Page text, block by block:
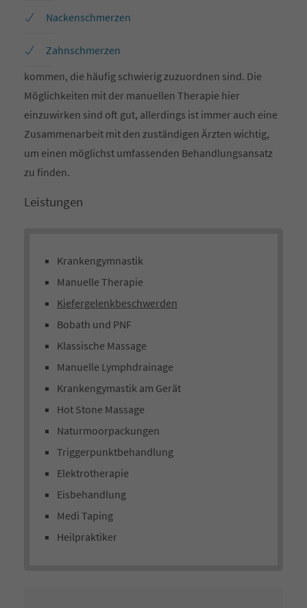
Nackenschmerzen
Zahnschmerzen
kommen, die häufig schwierig zuzuordnen sind. Die
Möglichkeiten mit der manuellen Therapie hier
einzuwirken sind oft gut, allerdings ist immer auch eine
Zusammenarbeit mit den zuständigen Ärzten wichtig,
um einen möglichst umfassenden Behandlungsansatz
zu finden.
Leistungen
Krankengymnastik
Manuelle Therapie
Kiefergelenkbeschwerden
Bobath und PNF
Klassische Massage
Manuelle Lymphdrainage
Krankengymastik am Gerät
Hot Stone Massage
Naturmoorpackungen
Triggerpunktbehandlung
Elektrotherapie
Eisbehandlung
Medi Taping
Heilpraktiker